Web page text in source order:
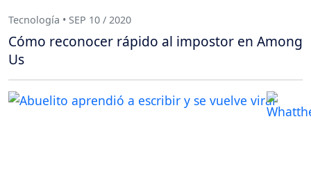
Tecnología • SEP 10 / 2020
Cómo reconocer rápido al impostor en Among
Us